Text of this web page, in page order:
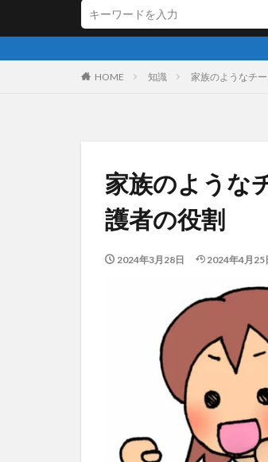
HOME 知識 家族のようなチ
家族のような
護者の役割
2024年3月28日 2024年4月25